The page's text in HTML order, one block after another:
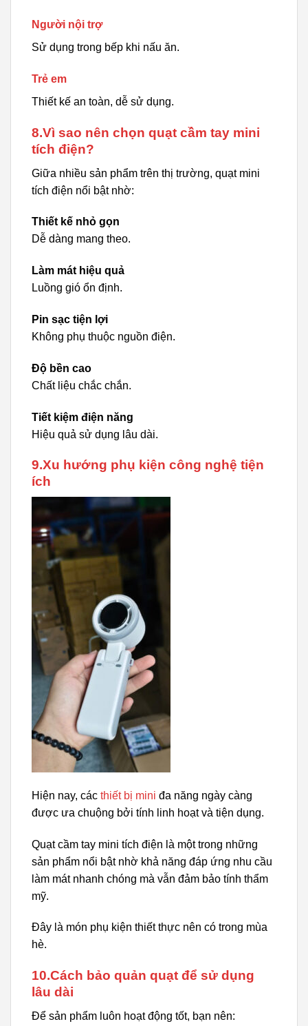
Người nội trợ
Sử dụng trong bếp khi nấu ăn.
Trẻ em
Thiết kế an toàn, dễ sử dụng.
8.Vì sao nên chọn quạt cầm tay mini
tích điện?
Giữa nhiều sản phẩm trên thị trường, quạt mini
tích điện nổi bật nhờ:
Thiết kế nhỏ gọn
Dễ dàng mang theo.
Làm mát hiệu quả
Luồng gió ổn định.
Pin sạc tiện lợi
Không phụ thuộc nguồn điện.
Độ bền cao
Chất liệu chắc chắn.
Tiết kiệm điện năng
Hiệu quả sử dụng lâu dài.
9.Xu hướng phụ kiện công nghệ tiện
ích
Hiện nay, các thiết bị mini đa năng ngày càng
được ưa chuộng bởi tính linh hoạt và tiện dụng.
Quạt cầm tay mini tích điện là một trong những
sản phẩm nổi bật nhờ khả năng đáp ứng nhu cầu
làm mát nhanh chóng mà vẫn đảm bảo tính thẩm
mỹ.
Đây là món phụ kiện thiết thực nên có trong mùa
hè.
10.Cách bảo quản quạt để sử dụng
lâu dài
Để sản phẩm luôn hoạt động tốt, bạn nên: